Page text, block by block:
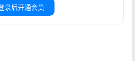
录后开通会员